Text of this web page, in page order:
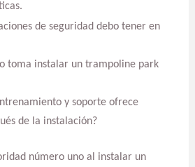
de seguridad debo tener en
toma instalar un trampoline park
y soporte ofrece
de la instalación?
número uno al instalar un